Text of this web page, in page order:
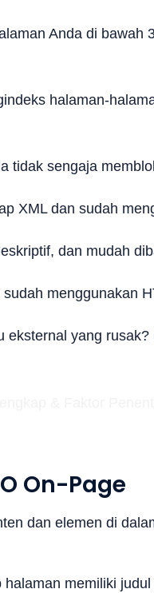
Anda di bawah
halaman-
tidak sengaja
XML dan sudah
dan mudah
menggunakan
yang
On-Page
dan elemen di
halaman memiliki